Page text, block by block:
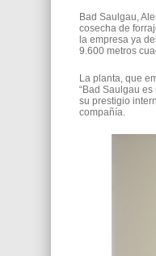
Bad Saulgau,
cosecha de
la empresa ya
9.600 metros
La planta, que
“Bad Saulgau
su prestigio
compañía.